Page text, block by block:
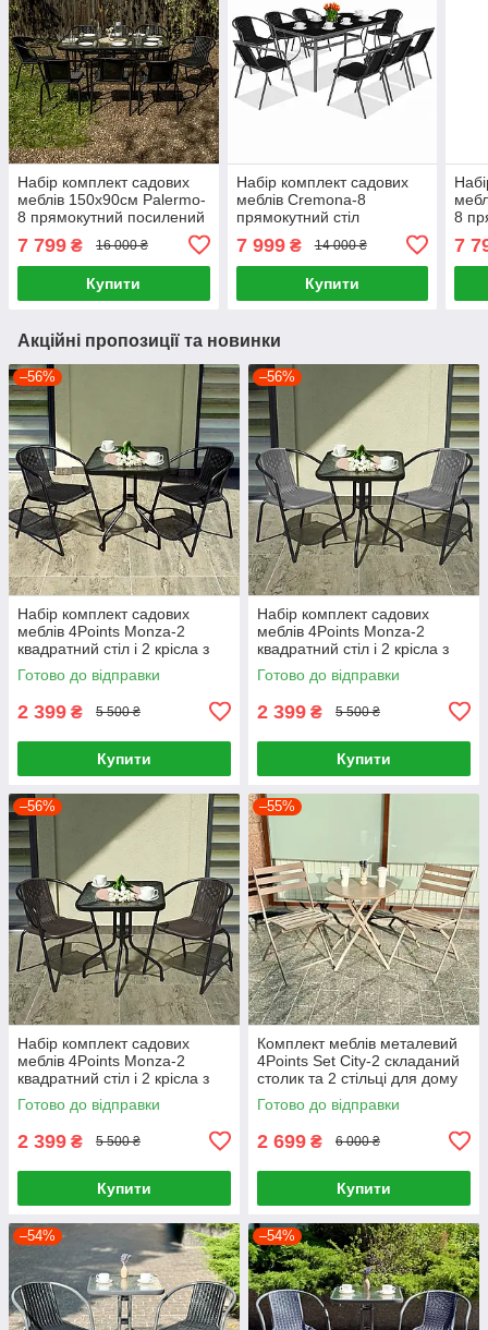
Набір комплект садових
меблів 150x90см Palermo-
8 прямокутний посилений
стіл та 8 стільців з ротанга
для саду Чорний
7 799 ₴ 16 000 ₴
Купити
Набір комплект садових
меблів Cremona-8
прямокутний стіл
150х90см та 8 стільців з
ротанга для саду чорне
скло/сірий каркас, Ч
7 999₴ 14 000 ₴
Купити
8
для
7
Акційні пропозиції та новинки
–56%
Набір комплект садових
меблів 4Points Monza-2
квадратний стіл і 2 крісла з
ротанга для саду кафе
Чорний
Готово до відправки
2 399 ₴ 5 500 ₴
Купити
–56%
Набір комплект садових
меблів 4Points Monza-2
квадратний стіл і 2 крісла з
ротанга для саду кафе Сірий
Готово до відправки
2 399 ₴ 5 500 ₴
Купити
–56%
Набір комплект садових
меблів 4Points Monza-2
квадратний стіл і 2 крісла з
ротанга для саду кафе
Коричневий
Готово до відправки
2 399 ₴ 5 500 ₴
Купити
–55%
Комплект меблів металевий
4Points Set City-2 складаний
столик та 2 стільці для дому
дачі саду балкону тераси
кафе Тауп
Готово до відправки
2 699 ₴ 6 000 ₴
Купити
–54% –54%